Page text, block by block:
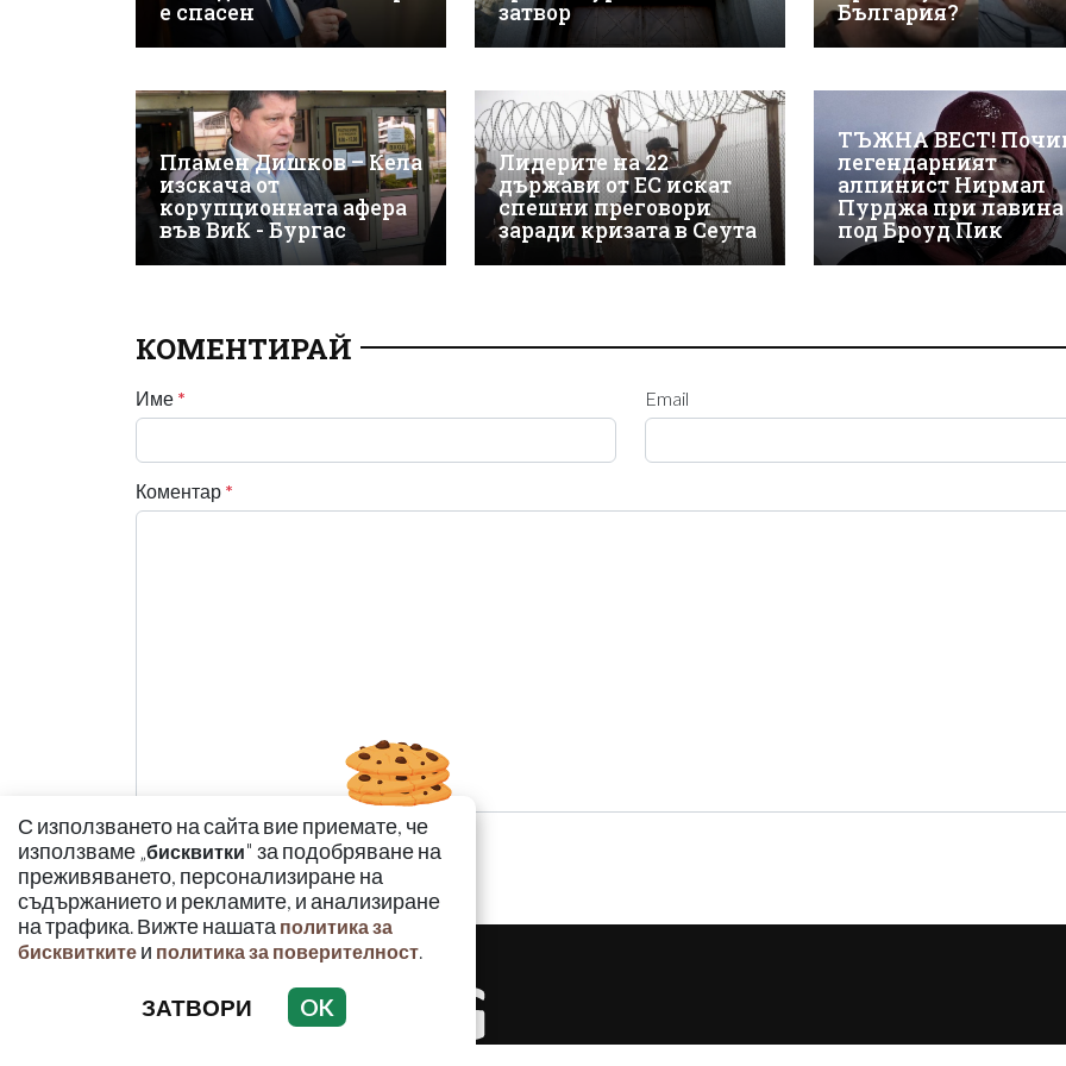
е спасен
затвор
България?
Пламен Дишков – Кела
изскача от
корупционната афера
във ВиК - Бургас
Лидерите на 22
държави от ЕС искат
спешни преговори
заради кризата в Сеута
ТЪЖНА ВЕСТ!
легендарният
алпинист Нирмал
Пурджа при лавина
под Броуд Пик
КОМЕНТИРАЙ
Име * Email
Коментар *
С използването на сайта вие приемате, че
използваме „бисквитки" за подобряване на
преживяването, персонализиране на
съдържанието и рекламите, и анализиране
на трафика. Вижте нашата политика за
бисквитките и политика за поверителност.
ЗАТВОРИ OK